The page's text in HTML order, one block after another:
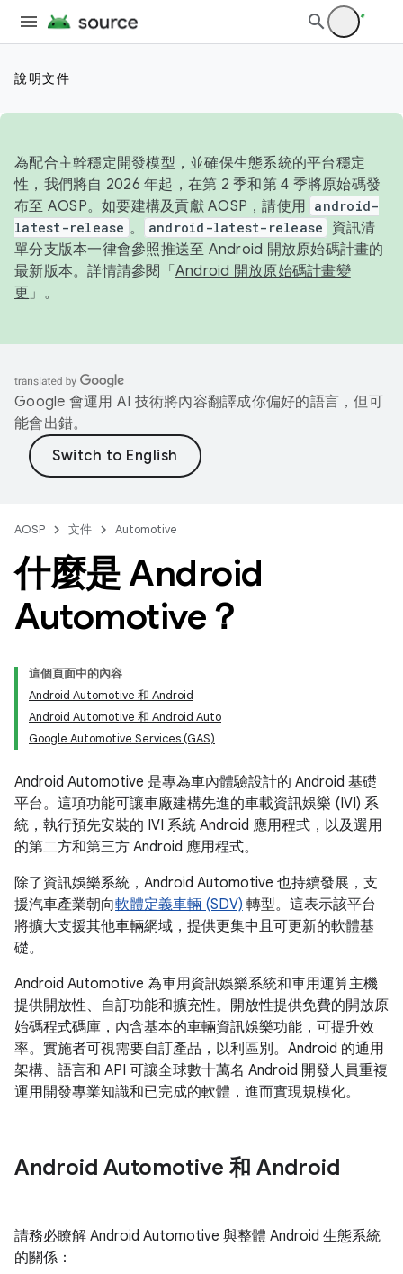
說明文件
為配合主幹穩定開發模型，並確保生態系統的平台穩定
性，我們將自 2026 年起，在第 2 季和第 4 季將原始碼發
布至 AOSP。如要建構及貢獻 AOSP，請使用 android-
latest-release 。 android-latest-release
資訊清
單分支版本一律會參照推送至 Android 開放原始碼計畫的
最新版本。詳情請參閱「 Android 開放原始碼計畫變
更 」。
Google 會運用 AI 技術將內容翻譯成你偏好的語言，但可
能會出錯。
AOSP 文件 Automotive
什麼是 Android
Automotive？
這個頁面中的內容
Android Automotive 和 Android
Android Automotive 和 Android Auto
Google Automotive Services (GAS)
Android Automotive 是專為車內體驗設計的 Android 基礎
平台。這項功能可讓車廠建構先進的車載資訊娛樂 (IVI) 系
統，執行預先安裝的 IVI 系統 Android 應用程式，以及選用
的第二方和第三方 Android 應用程式。
除了資訊娛樂系統，Android Automotive 也持續發展，支
援汽車產業朝向軟體定義車輛 (SDV) 轉型。這表示該平台
將擴大支援其他車輛網域，提供更集中且可更新的軟體基
礎。
Android Automotive 為車用資訊娛樂系統和車用運算主機
提供開放性、自訂功能和擴充性。開放性提供免費的開放原
始碼程式碼庫，內含基本的車輛資訊娛樂功能，可提升效
率。實施者可視需要自訂產品，以利區別。Android 的通用
架構、語言和 API 可讓全球數十萬名 Android 開發人員重複
運用開發專業知識和已完成的軟體，進而實現規模化。
Android Automotive 和 Android
請務必瞭解 Android Automotive 與整體 Android 生態系統
的關係：